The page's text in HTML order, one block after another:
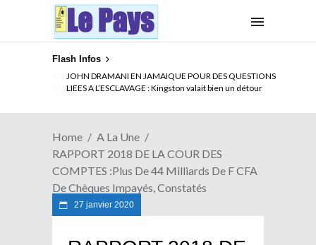
Flash Infos
ELECTION DE TALON A LA TETE DU SENAT BENINOIS :
Quand Patrice quitte le pouvoir sans partir !
Home
A La Une
RAPPORT 2018 DE LA COUR DES
COMPTES :Plus De 44 Milliards De F CFA
De Chèques Impayés, Constatés
27 janvier 2020